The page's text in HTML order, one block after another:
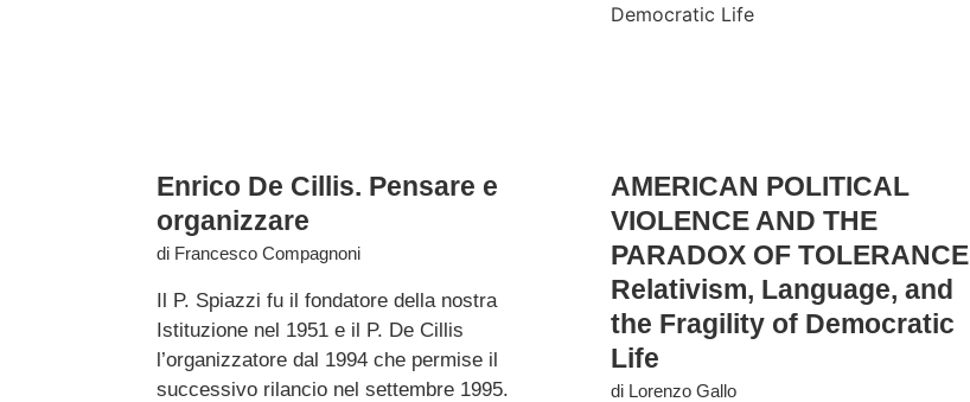
Enrico De Cillis. Pensare e
organizzare
di Francesco Compagnoni
Il P. Spiazzi fu il fondatore della nostra
Istituzione nel 1951 e il P. De Cillis
l’organizzatore dal 1994 che permise il
successivo rilancio nel settembre 1995.
AMERICAN POLITICAL
VIOLENCE AND THE
PARADOX OF TOLERANCE
Relativism, Language, and
the Fragility of Democratic
Life
di Lorenzo Gallo